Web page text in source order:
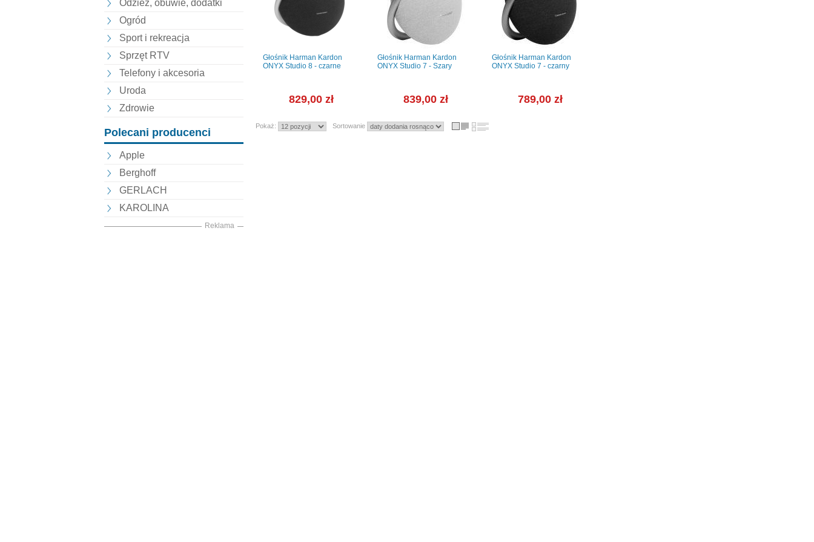
Odzież, obuwie, dodatki
Ogród
Sport i rekreacja
Sprzęt RTV
Telefony i akcesoria
Uroda
Zdrowie
Polecani producenci
Apple
Berghoff
GERLACH
KAROLINA
Reklama
Głośnik Harman Kardon
ONYX Studio 8 - czarne
829,00 zł
Głośnik Harman Kardon
ONYX Studio 7 - Szary
839,00 zł
Głośnik Harman Kardon
ONYX Studio 7 - czarny
789,00 zł
Pokaż: Sortowanie